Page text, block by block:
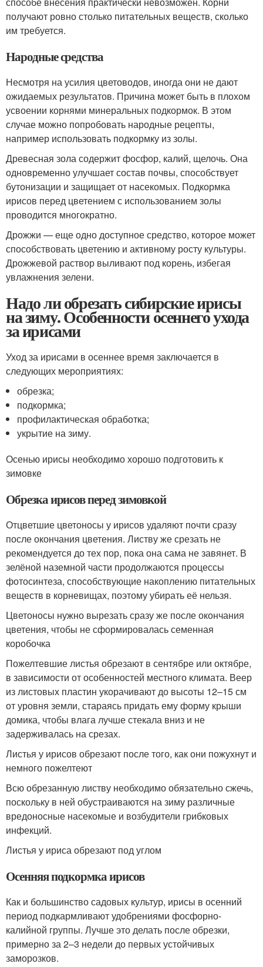
получают ровно столько питательных веществ, сколько
им требуется.
Народные средства
Несмотря на усилия цветоводов, иногда они не дают
ожидаемых результатов. Причина может быть в плохом
усвоении корнями минеральных подкормок. В этом
случае можно попробовать народные рецепты,
например использовать подкормку из золы.
Древесная зола содержит фосфор, калий, щелочь. Она
одновременно улучшает состав почвы, способствует
бутонизации и защищает от насекомых. Подкормка
ирисов перед цветением с использованием золы
проводится многократно.
Дрожжи — еще одно доступное средство, которое может
способствовать цветению и активному росту культуры.
Дрожжевой раствор выливают под корень, избегая
увлажнения зелени.
Надо ли обрезать сибирские ирисы
на зиму. Особенности осеннего ухода
за ирисами
Уход за ирисами в осеннее время заключается в
следующих мероприятиях:
обрезка;
подкормка;
профилактическая обработка;
укрытие на зиму.
Осенью ирисы необходимо хорошо подготовить к
зимовке
Обрезка ирисов перед зимовкой
Отцветшие цветоносы у ирисов удаляют почти сразу
после окончания цветения. Листву же срезать не
рекомендуется до тех пор, пока она сама не завянет. В
зелёной наземной части продолжаются процессы
фотосинтеза, способствующие накоплению питательных
веществ в корневищах, поэтому убирать её нельзя.
Цветоносы нужно вырезать сразу же после окончания
цветения, чтобы не сформировалась семенная
коробочка
Пожелтевшие листья обрезают в сентябре или октябре,
в зависимости от особенностей местного климата. Веер
из листовых пластин укорачивают до высоты 12–15 см
от уровня земли, стараясь придать ему форму крыши
домика, чтобы влага лучше стекала вниз и не
задерживалась на срезах.
Листья у ирисов обрезают после того, как они пожухнут и
немного пожелтеют
Всю обрезанную листву необходимо обязательно сжечь,
поскольку в ней обустраиваются на зиму различные
вредоносные насекомые и возбудители грибковых
инфекций.
Листья у ириса обрезают под углом
Осенняя подкормка ирисов
Как и большинство садовых культур, ирисы в осенний
период подкармливают удобрениями фосфорно-
калийной группы. Лучше это делать после обрезки,
примерно за 2–3 недели до первых устойчивых
заморозков.